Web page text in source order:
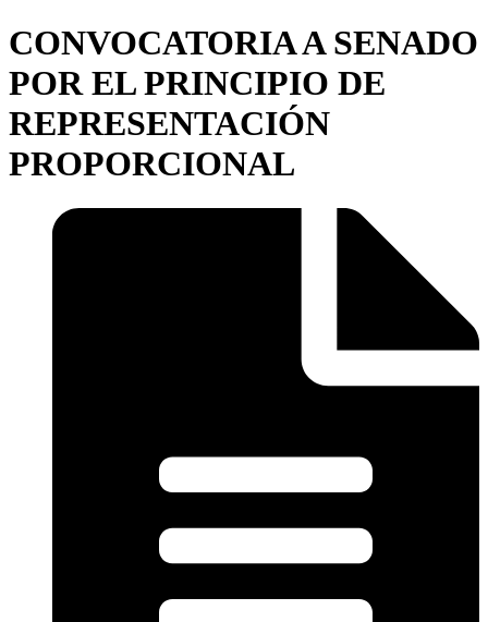
CONVOCATORIA A SENADO
POR EL PRINCIPIO DE
REPRESENTACIÓN
PROPORCIONAL